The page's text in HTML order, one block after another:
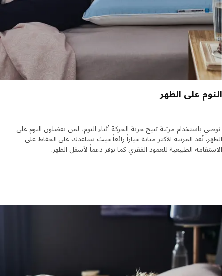
على الظهر
باستخدام مرتبة تتيح حرية الحركة أثناء النوم، لمن يفضلون النوم على
تُعد المرتبة الأكثر متانة خياراً رائعاً حيث تساعدك على الحفاظ على
الطبيعية للعمود الفقري كما توفر دعماً لأسفل الظهر.